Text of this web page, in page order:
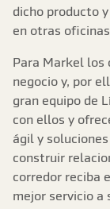
dicho producto
en otras
Para Markel los
negocio y, por
gran equipo de
con ellos y
ágil y
construir
corredor reciba
mejor servicio a